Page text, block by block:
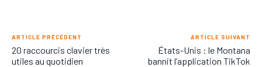
ARTICLE PRÉCÉDENT
20 raccourcis clavier très
utiles au quotidien
ARTICLE SUIVANT
États-Unis : le Montana
bannit l’application TikTok